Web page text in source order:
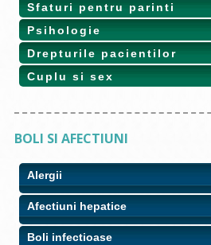
Sfaturi pentru parinti
Psihologie
Drepturile pacientilor
Cuplu si sex
BOLI SI AFECTIUNI
Alergii
Afectiuni hepatice
Boli infectioase